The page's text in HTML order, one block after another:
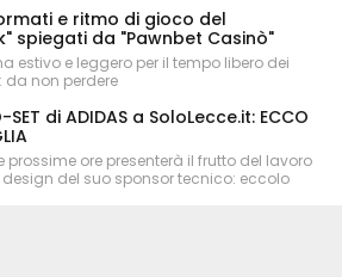
e ritmo di gioco del
spiegati da "Pawnbet Casinò"
estivo e leggero per il tempo libero dei
da non perdere
SET di ADIDAS a SoloLecce.it: ECCO
prossime ore presenterà il frutto del lavoro
del suo sponsor tecnico: eccolo